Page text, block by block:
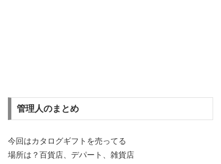
管理人のまとめ
今回はカタログギフトを売ってる
場所は？百貨店、デパート、雑貨店